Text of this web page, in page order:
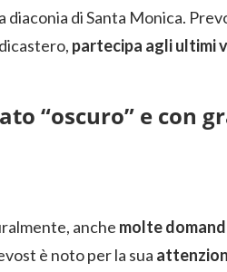
diaconia di Santa Monica.
partecipa agli ultimi
“oscuro” e con
anche molte
è noto per la sua